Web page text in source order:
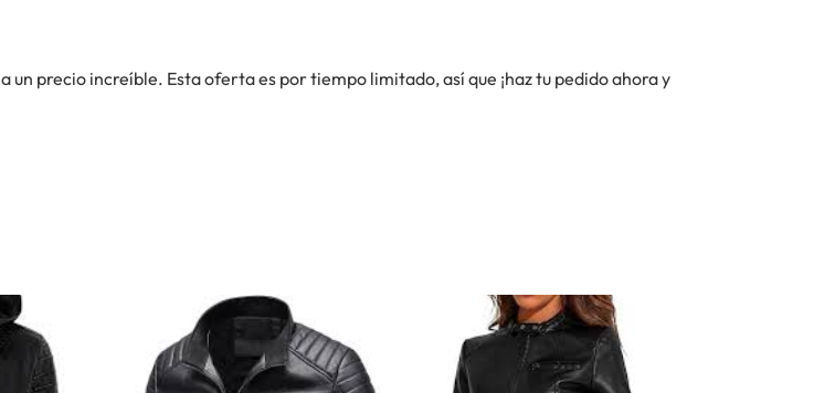
a un precio increíble. Esta oferta es por tiempo limitado, así que ¡haz tu pedido ahora y